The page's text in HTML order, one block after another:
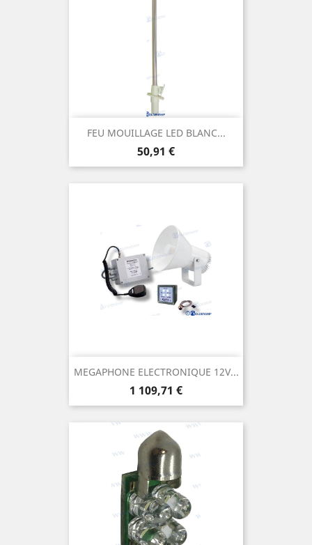
FEU MOUILLAGE LED BLANC...
Prix
50,91 €
MEGAPHONE ELECTRONIQUE 12V...
Prix
1 109,71 €